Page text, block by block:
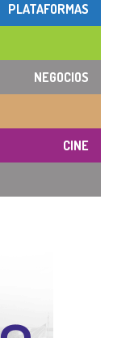
PLATAFORMAS
NEGOCIOS
CINE